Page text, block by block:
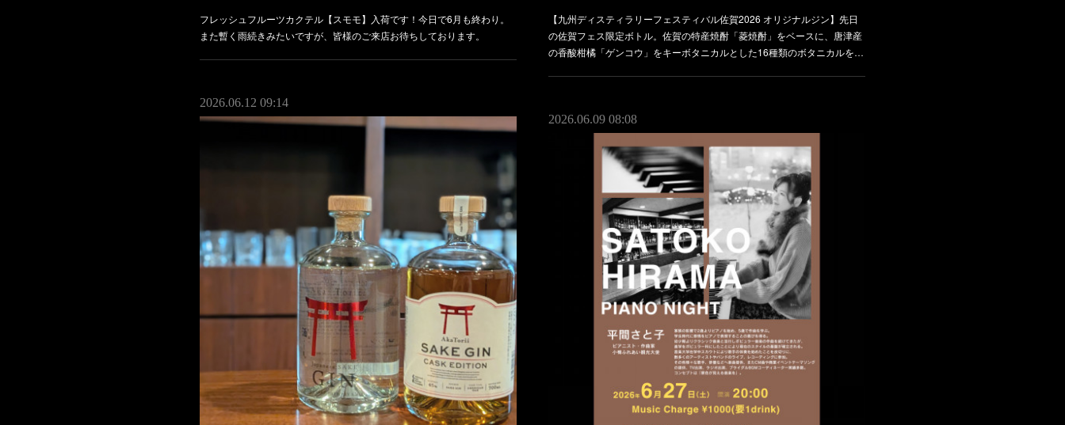
フレッシュフルーツカクテル【スモモ】入荷です！今日で6月も終わり。
また暫く雨続きみたいですが、皆様のご来店お待ちしております。
【九州ディスティラリーフェスティバル佐賀2026 オリジナルジン】先日
の佐賀フェス限定ボトル。佐賀の特産焼酎「菱焼酎」をベースに、唐津産
の香酸柑橘「ゲンコウ」をキーボタニカルとした16種類のボタニカルを…
2026.06.12 09:14
2026.06.09 08:08